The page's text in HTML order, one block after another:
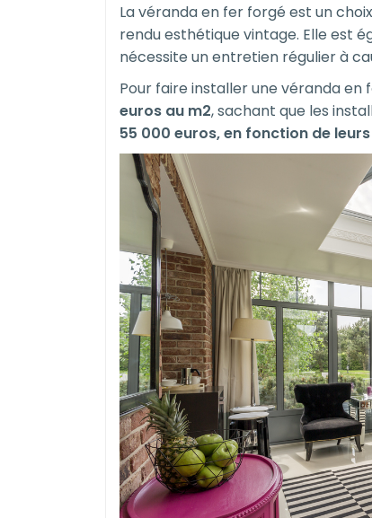
La véranda en fer forgé est un
rendu esthétique vintage. Elle est
nécessite un entretien régulier à
Pour faire installer une véranda
euros au m2, sachant que les
55 000 euros, en fonction de